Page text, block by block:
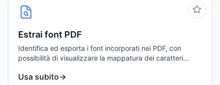
Estrai font PDF
Identifica ed esporta i font incorporati nei PDF, con
possibilità di visualizzare la mappatura dei caratteri
Usa subito→